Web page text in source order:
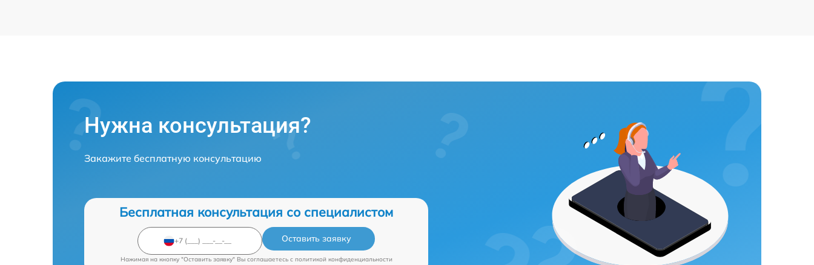
Нужна консультация?
Закажите бесплатную консультацию
Бесплатная консультация со специалистом
Оставить заявку
Нажимая на кнопку "Оставить заявку" Вы соглашаетесь c политикой конфиденциальности